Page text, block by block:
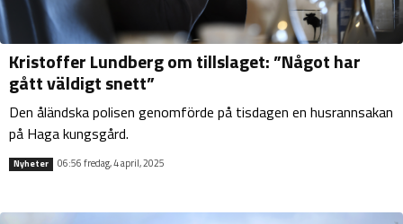
Kristoffer Lundberg om tillslaget: ”Något har
gått väldigt snett”
Den åländska polisen genomförde på tisdagen en husrannsakan
på Haga kungsgård.
Nyheter 06:56 fredag, 4 april, 2025